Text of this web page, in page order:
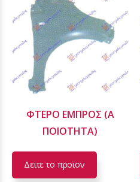
ΦΤΕΡΟ ΕΜΠΡΟΣ (Α
ΠΟΙΟΤΗΤΑ)
Δειτε το προϊoν